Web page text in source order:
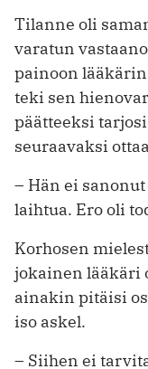
Tilanne oli
varatun
painoon
teki sen
päätteeksi
seuraavaksi
– Hän ei
laihtua. Ero oli
Korhosen
jokainen lääkäri
ainakin pitäisi
iso askel.
– Siihen ei